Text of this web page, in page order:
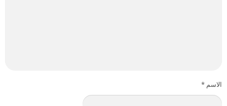
الاسم *